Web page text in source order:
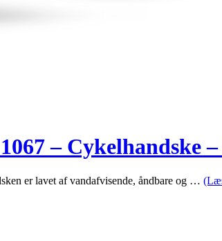
– Cykelhandske
er lavet af vandafvisende, åndbare og …